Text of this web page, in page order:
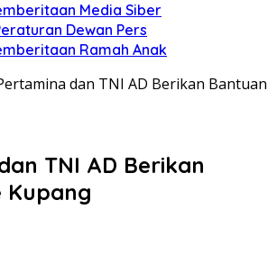
Media Siber
Dewan Pers
Ramah Anak
dan TNI AD Berikan Bantuan
TNI AD Berikan
Kupang